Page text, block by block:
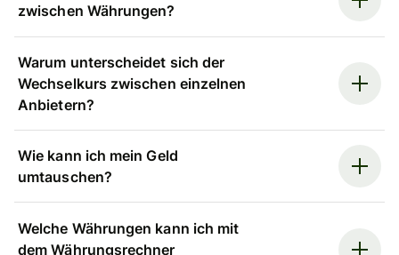
zwischen Währungen?
Warum unterscheidet sich der
Wechselkurs zwischen einzelnen
Anbietern?
Wie kann ich mein Geld
umtauschen?
Welche Währungen kann ich mit
dem Währungsrechner